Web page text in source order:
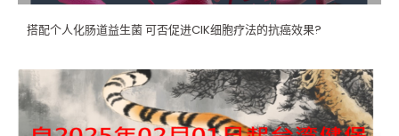
搭配个人化肠道益生菌 可否促进CIK细胞疗法的抗癌效果?